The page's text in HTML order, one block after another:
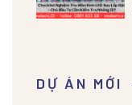
DỰ ÁN MỚI